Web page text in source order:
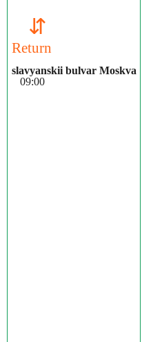
⇵
Return
slavyanskii bulvar Moskva
09:00